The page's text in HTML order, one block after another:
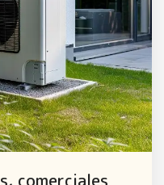
comerciales